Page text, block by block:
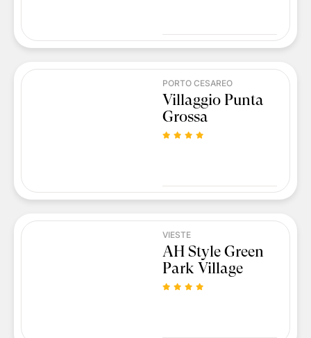
PORTO CESAREO
Villaggio Punta
Grossa
VIESTE
AH Style Green
Park Village